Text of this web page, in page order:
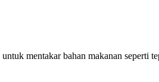
mentakar bahan makanan seperti